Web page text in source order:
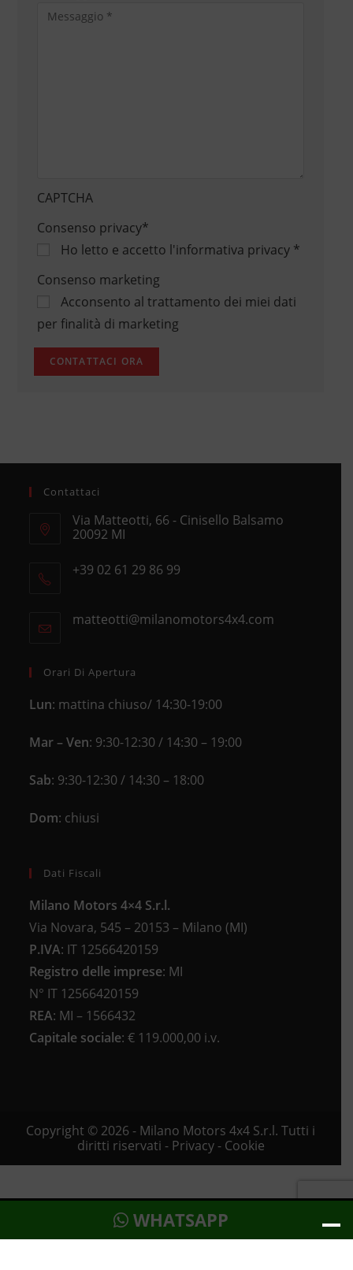
CAPTCHA
Consenso privacy*
Ho letto e accetto l'informativa privacy*
Consenso marketing
Acconsento al trattamento dei miei dati
per finalità di marketing
Contattaci
Via Matteotti, 66 - Cinisello Balsamo
20092 MI
in
+39 02 61 29 86 99
your
matteotti@milanomotors4x4.comOpens
Orari Di Apertura
Lun: mattina chiuso/ 14:30-19:00
Mar – Ven: 9:30-12:30 / 14:30 – 19:00
Sab: 9:30-12:30 / 14:30 – 18:00
Dom: chiusi
Dati Fiscali
Milano Motors 4×4 S.r.l.
Via Novara, 545 – 20153 – Milano (MI)
P.IVA: IT 12566420159
Registro delle imprese: MI
N° IT 12566420159
REA: MI – 1566432
Capitale sociale: € 119.000,00 i.v.
Copyright © 2026 - Milano Motors 4x4 S.r.l. Tutti i
diritti riservati - Privacy- Cookie
WHATSAPP
Informativa sulla raccolta
Le tue preferenze relative alla privacy